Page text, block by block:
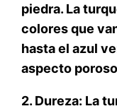
piedra. La
colores que
hasta el azul
aspecto
2. Dureza: La